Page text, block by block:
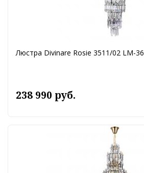
Люстра Divinare Rosie 3511/02 LM-36
238 990 руб.